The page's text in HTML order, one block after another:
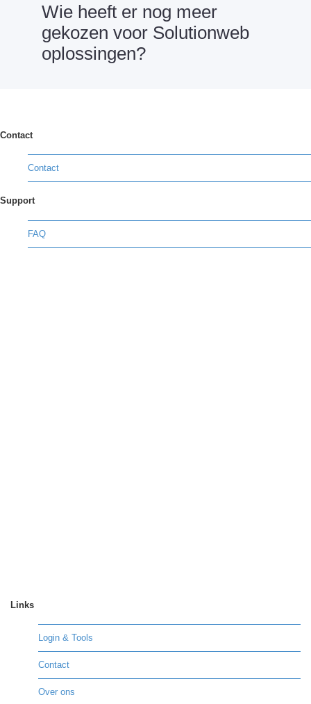
Wie heeft er nog meer
gekozen voor Solutionweb
oplossingen?
Contact
Contact
Support
FAQ
Links
Login & Tools
Contact
Over ons